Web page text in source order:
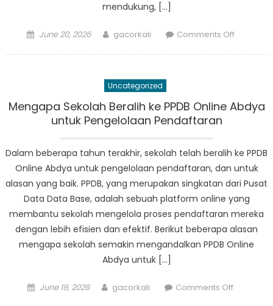
mendukung, […]
Posted
June 20, 2026 Author
gacorkali Comments Offon
Industri
Uncategorized
Mengapa Sekolah Beralih ke PPDB Online Abdya
untuk Pengelolaan Pendaftaran
Dalam beberapa tahun terakhir, sekolah telah beralih ke PPDB
Online Abdya untuk pengelolaan pendaftaran, dan untuk
alasan yang baik. PPDB, yang merupakan singkatan dari Pusat
Data Data Base, adalah sebuah platform online yang
membantu sekolah mengelola proses pendaftaran mereka
dengan lebih efisien dan efektif. Berikut beberapa alasan
mengapa sekolah semakin mengandalkan PPDB Online
Abdya untuk […]
Posted
June 19, 2026 Author
gacorkali Comments Offon